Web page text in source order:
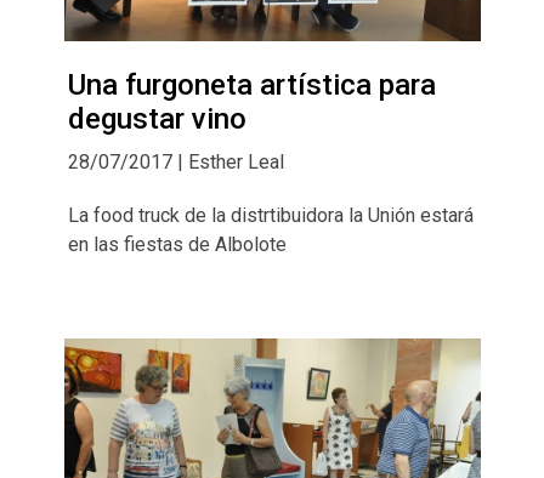
Una furgoneta artística para
degustar vino
28/07/2017 | Esther Leal
La food truck de la distrtibuidora la Unión estará
en las fiestas de Albolote